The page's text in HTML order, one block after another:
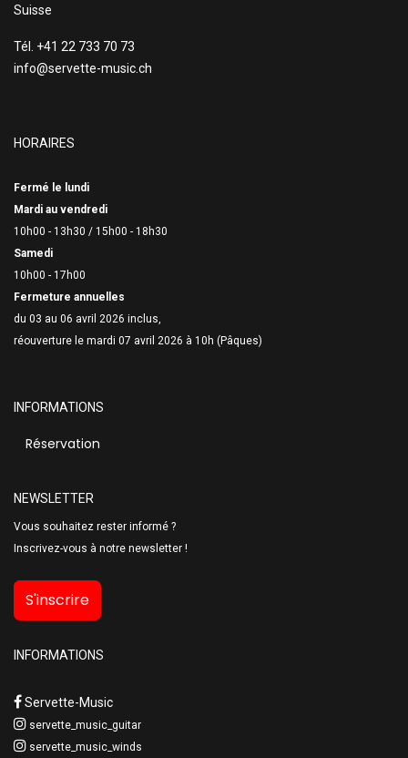
Suisse
Tél. +41 22 733 70 73
info@servette-music.ch
HORAIRES
Fermé le lundi
Mardi au vendredi
10h00 - 13h30 / 15h00 - 18h30
Samedi
10h00 - 17h00
Fermeture annuelles
du 03 au 06 avril 2026 inclus,
réouverture le mardi 07 avril 2026 à 10h (Pâques)
INFORMATIONS
Réservation
NEWSLETTER
Vous souhaitez rester informé ?
Inscrivez-vous à notre newsletter !
S'inscrire
INFORMATIONS
Servette-Music
servette_music_guitar
servette_music_winds